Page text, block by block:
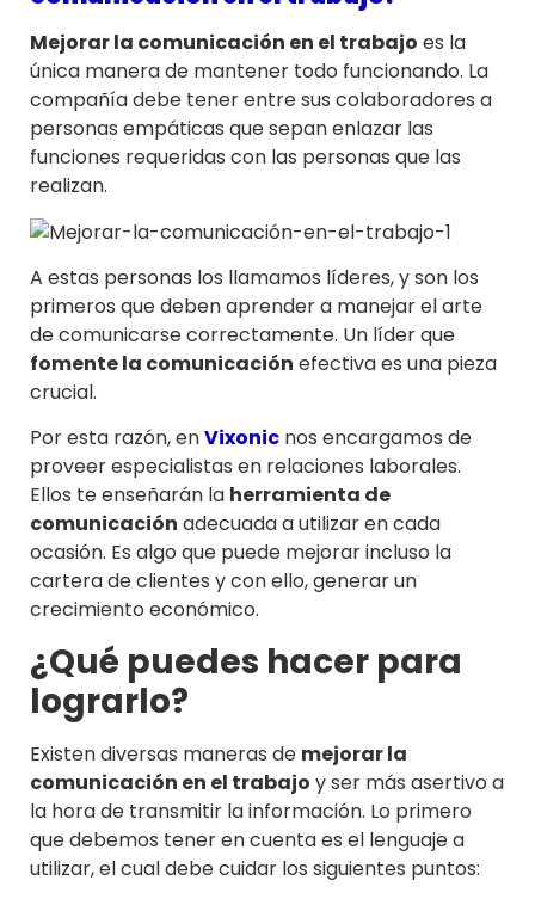
Mejorar la comunicación en el trabajo es la
única manera de mantener todo funcionando. La
compañía debe tener entre sus colaboradores a
personas empáticas que sepan enlazar las
funciones requeridas con las personas que las
realizan.
A estas personas los llamamos líderes, y son los
primeros que deben aprender a manejar el arte
de comunicarse correctamente. Un líder que
fomente la comunicación efectiva es una pieza
crucial.
Por esta razón, enVixonic nos encargamos de
proveer especialistas en relaciones laborales.
Ellos te enseñarán la herramienta de
comunicación adecuada a utilizar en cada
ocasión. Es algo que puede mejorar incluso la
cartera de clientes y con ello, generar un
crecimiento económico.
¿Qué puedes hacer para
lograrlo?
Existen diversas maneras de mejorar la
comunicación en el trabajo y ser más asertivo a
la hora de transmitir la información. Lo primero
que debemos tener en cuenta es el lenguaje a
utilizar, el cual debe cuidar los siguientes puntos: